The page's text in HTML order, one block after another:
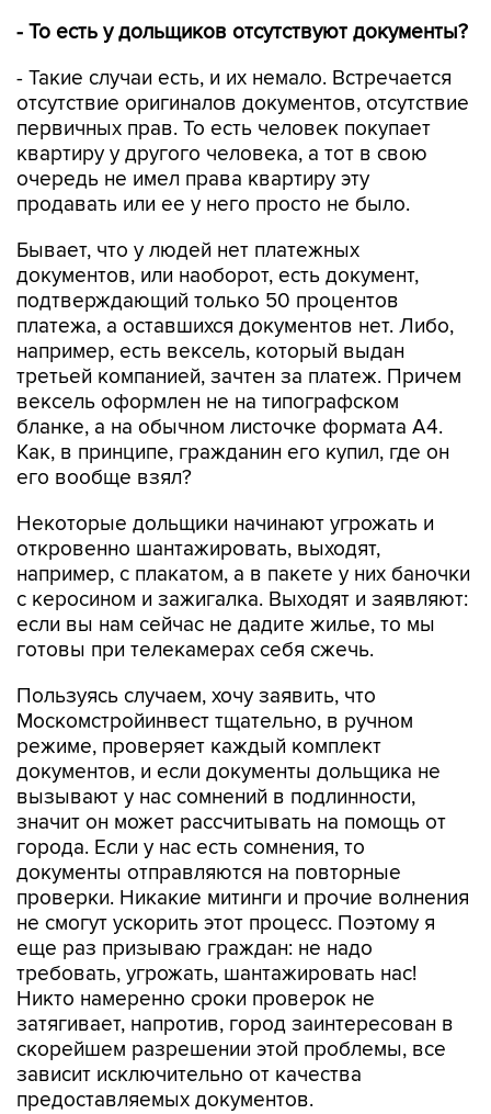
- То есть у дольщиков отсутствуют документы?
- Такие случаи есть, и их немало. Встречается
отсутствие оригиналов документов, отсутствие
первичных прав. То есть человек покупает
квартиру у другого человека, а тот в свою
очередь не имел права квартиру эту
продавать или ее у него просто не было.
Бывает, что у людей нет платежных
документов, или наоборот, есть документ,
подтверждающий только 50 процентов
платежа, а оставшихся документов нет. Либо,
например, есть вексель, который выдан
третьей компанией, зачтен за платеж. Причем
вексель оформлен не на типографском
бланке, а на обычном листочке формата А4.
Как, в принципе, гражданин его купил, где он
его вообще взял?
Некоторые дольщики начинают угрожать и
откровенно шантажировать, выходят,
например, с плакатом, а в пакете у них баночки
с керосином и зажигалка. Выходят и заявляют:
если вы нам сейчас не дадите жилье, то мы
готовы при телекамерах себя сжечь.
Пользуясь случаем, хочу заявить, что
Москомстройинвест тщательно, в ручном
режиме, проверяет каждый комплект
документов, и если документы дольщика не
вызывают у нас сомнений в подлинности,
значит он может рассчитывать на помощь от
города. Если у нас есть сомнения, то
документы отправляются на повторные
проверки. Никакие митинги и прочие волнения
не смогут ускорить этот процесс. Поэтому я
еще раз призываю граждан: не надо
требовать, угрожать, шантажировать нас!
Никто намеренно сроки проверок не
затягивает, напротив, город заинтересован в
скорейшем разрешении этой проблемы, все
зависит исключительно от качества
предоставляемых документов.